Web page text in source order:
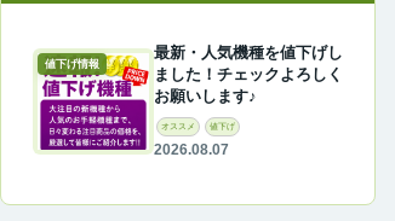
値下げ情報
最新・人気機種を値下げし
ました！チェックよろしく
お願いします♪
オススメ 値下げ
2026.08.07